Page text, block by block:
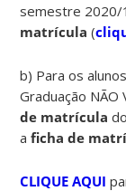
semestre
matrícula (
b) Para os
Graduação NÃO
de matrícula
aficha de
CLIQUE AQUI